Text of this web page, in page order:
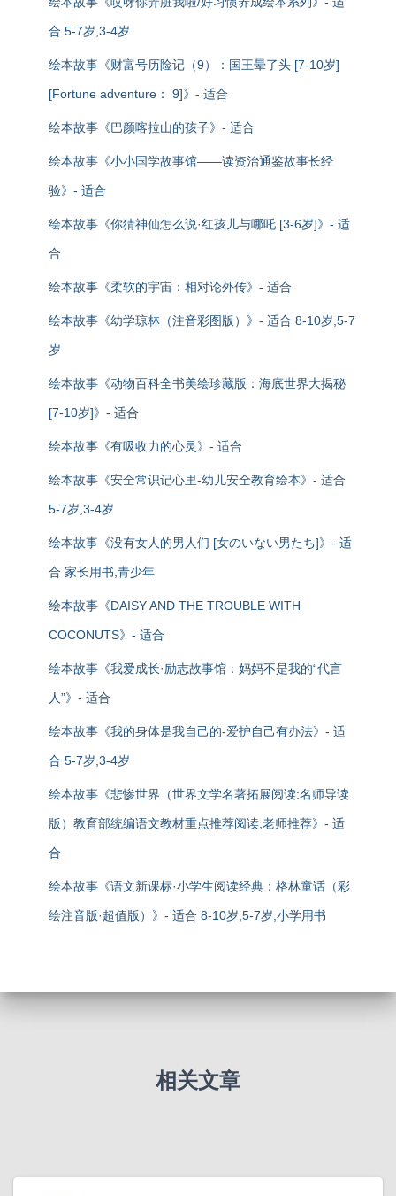
合 5-7岁,3-4岁
绘本故事《财富号历险记（9）：国王晕了头 [7-10岁]
[Fortune adventure： 9]》- 适合
绘本故事《巴颜喀拉山的孩子》- 适合
绘本故事《小小国学故事馆——读资治通鉴故事长经
验》- 适合
绘本故事《你猜神仙怎么说·红孩儿与哪吒 [3-6岁]》- 适
合
绘本故事《柔软的宇宙：相对论外传》- 适合
绘本故事《幼学琼林（注音彩图版）》- 适合 8-10岁,5-7
岁
绘本故事《动物百科全书美绘珍藏版：海底世界大揭秘
[7-10岁]》- 适合
绘本故事《有吸收力的心灵》- 适合
绘本故事《安全常识记心里-幼儿安全教育绘本》- 适合
5-7岁,3-4岁
绘本故事《没有女人的男人们 [女のいない男たち]》- 适
合 家长用书,青少年
绘本故事《DAISY AND THE TROUBLE WITH
COCONUTS》- 适合
绘本故事《我爱成长·励志故事馆：妈妈不是我的“代言
人”》- 适合
绘本故事《我的身体是我自己的-爱护自己有办法》- 适
合 5-7岁,3-4岁
绘本故事《悲惨世界（世界文学名著拓展阅读:名师导读
版）教育部统编语文教材重点推荐阅读,老师推荐》- 适
合
绘本故事《语文新课标·小学生阅读经典：格林童话（彩
绘注音版·超值版）》- 适合 8-10岁,5-7岁,小学用书
相关文章